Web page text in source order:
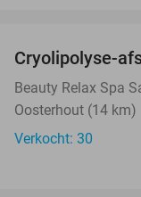
Cryolipolyse-
Beauty Relax Spa
Oosterhout (14 km)
Verkocht: 30